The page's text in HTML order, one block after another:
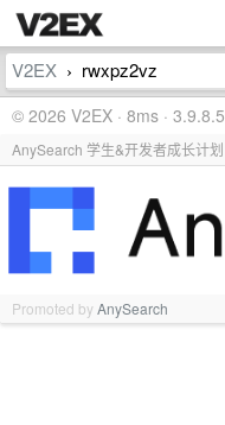
V2EX › rwxpz2vz
© 2026 V2EX · 8ms · 3.9.8.5
AnySearch 学生&开发者成长计划
Promoted byAnySearch